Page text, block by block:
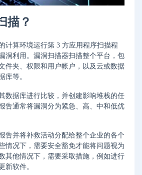
描？
计算环境运行第 3 方应用程序扫描程
洞利用。漏洞扫描器扫描整个平台，包
件夹、权限和用户帐户，以及云或数据
库等。
数据库进行比较，并创建影响堆栈的任
告通常将漏洞分为紧急、高、中和低优
告并将补救活动分配给整个企业的各个
情况下，需要安全豁免才能将问题视为
其他情况下，需要采取措施，例如进行
新软件。